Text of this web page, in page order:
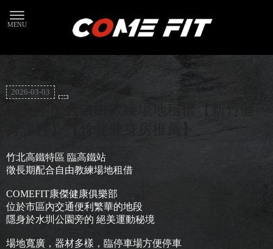
2026-03-03
竹北高鐵特區 臨高鐵站
徵長期配合自由教練場地租借
COMEFIT康傑健康俱樂部
️位於市區內交通便利繁華的地段
隱身於水圳公園旁的 絕美運動秘境
️場地寬廣，器材多樣，臨停車場方便停車